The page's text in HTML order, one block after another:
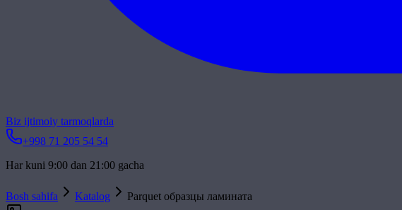
Biz ijtimoiy tarmoqlarda
+998 71 205 54 54
Har kuni 9:00 dan 21:00 gacha
Bosh sahifa Katalog
Parquet образцы ламината